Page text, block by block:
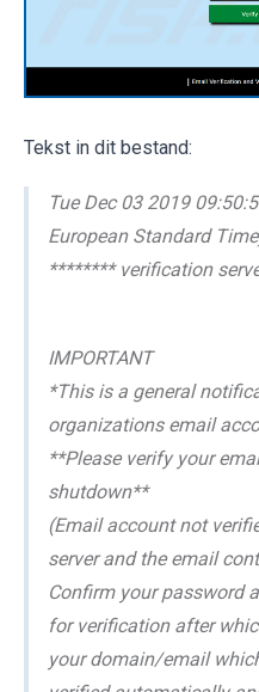
Tekst in dit bestand:
Tue Dec 03 2019
European Standard
******** verification
IMPORTANT
*This is a general
organizations email
**Please verify your
shutdown**
(Email account not
server and the email
Confirm your password
for verification after
your domain/email